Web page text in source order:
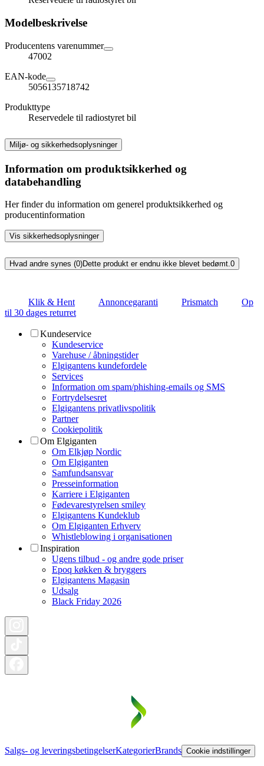
Modelbeskrivelse
Producentens varenummer
47002
EAN-kode
5056135718742
Produkttype
Reservedele til radiostyret bil
Miljø- og sikkerhedsoplysninger
Information om produktsikkerhed og
databehandling
Her finder du information om generel produktsikkerhed og
producentinformation
Vis sikkerhedsoplysninger
Hvad andre synes (0)Dette produkt er endnu ikke blevet bedømt.0
Klik & Hent Annoncegaranti Prismatch
Op
til 30 dages returret
Kundeservice
Kundeservice
Varehuse / åbningstider
Elgigantens kundefordele
Services
Information om spam/phishing-emails og SMS
Fortrydelsesret
Elgigantens privatlivspolitik
Partner
Cookiepolitik
Om Elgiganten
Om Elkjøp Nordic
Om Elgiganten
Samfundsansvar
Presseinformation
Karriere i Elgiganten
Fødevarestyrelsen smiley
Elgigantens Kundeklub
Om Elgiganten Erhverv
Whistleblowing i organisationen
Inspiration
Ugens tilbud - og andre gode priser
Epoq køkken & bryggers
Elgigantens Magasin
Udsalg
Black Friday 2026
Salgs- og leveringsbetingelserKategorierBrands Cookie indstillinger